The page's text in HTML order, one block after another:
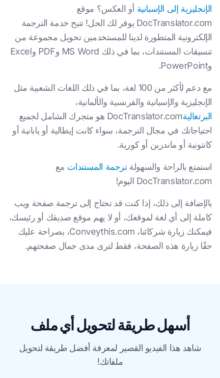
الإنجليزية إلى الإسبانية أو العكس؟ موقع
DocTranslator.com يوفر لك الحل! تتيح خدمة الترجمة
الإلكترونية المتطورة لدينا للمستخدمين تحويل مجموعة من
تنسيقات المستندات، بما في ذلك MS Word وPDF وExcel
وPowerPoint.
مع دعم لأكثر من 100 لغة، بما في ذلك اللغات الشعبية مثل
الإنجليزية والإسبانية والفرنسية والألمانية،
البرتغالية
DocTranslator.com هو متجرك الشامل لجميع
احتياجاتك في مجال الترجمة، سواء كانت إيطالية أو يابانية أو
كانتونية أو ماندرين أو كورية.
استمتع بالراحة والسهولةترجمة المستندات مع
DocTranslator.com اليوم!
بالإضافة إلى ذلك، إذا كنت قد تحتاج إلى ترجمة صفحة ويب
كاملة إلى أي لغة لموقعك، أو لا يهم موقع صديقك أو رئيسك،
فيمكنك زيارة شركائنا، Conveythis.com، بصراحة عليك
حقًا زيارة هذه الصفحة، فقط لترى مدى جمال صفحتهم.
أسهل طريقة لتحويل أي ملف
شاهد هذا الفيديو القصير لمعرفة أفضل طريقة لتحويل
ملفاتك!